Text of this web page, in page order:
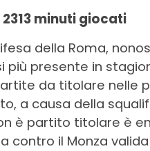
2313 minuti giocati
della Roma,
presente in
da titolare nelle
a causa della
è partito titolare è
contro il Monza